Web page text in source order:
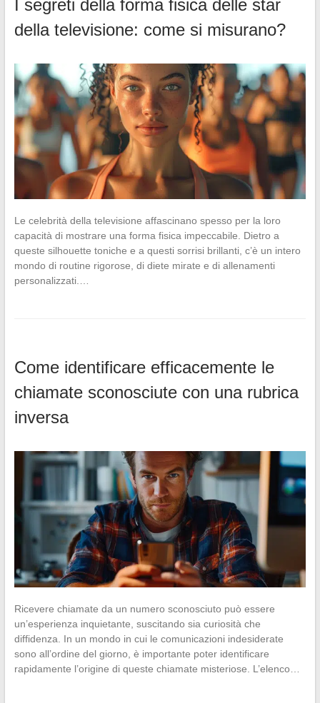
I segreti della forma fisica delle star
della televisione: come si misurano?
Le celebrità della televisione affascinano spesso per la loro
capacità di mostrare una forma fisica impeccabile. Dietro a
queste silhouette toniche e a questi sorrisi brillanti, c’è un intero
mondo di routine rigorose, di diete mirate e di allenamenti
personalizzati.…
Come identificare efficacemente le
chiamate sconosciute con una rubrica
inversa
Ricevere chiamate da un numero sconosciuto può essere
un’esperienza inquietante, suscitando sia curiosità che
diffidenza. In un mondo in cui le comunicazioni indesiderate
sono all’ordine del giorno, è importante poter identificare
rapidamente l’origine di queste chiamate misteriose. L’elenco…